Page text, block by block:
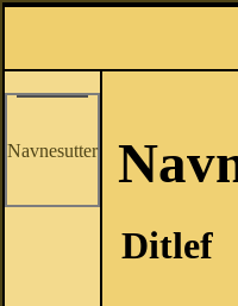
Navnesutter
Ditlef